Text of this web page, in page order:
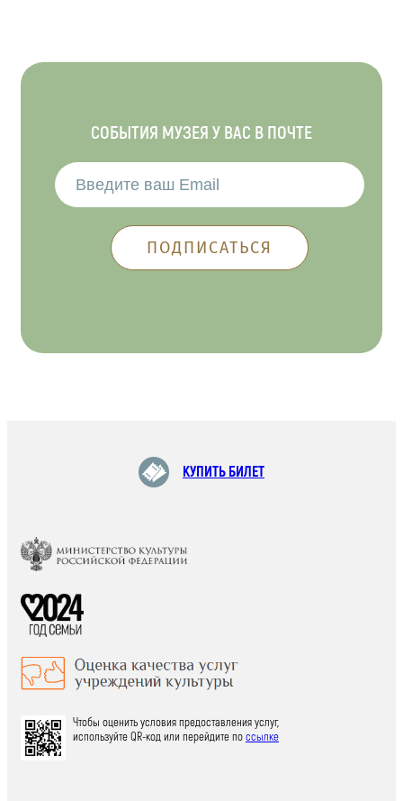
СОБЫТИЯ МУЗЕЯ У ВАС В ПОЧТЕ
КУПИТЬ БИЛЕТ
Чтобы оценить условия предоставления услуг,
используйте QR-код или перейдите поссылке